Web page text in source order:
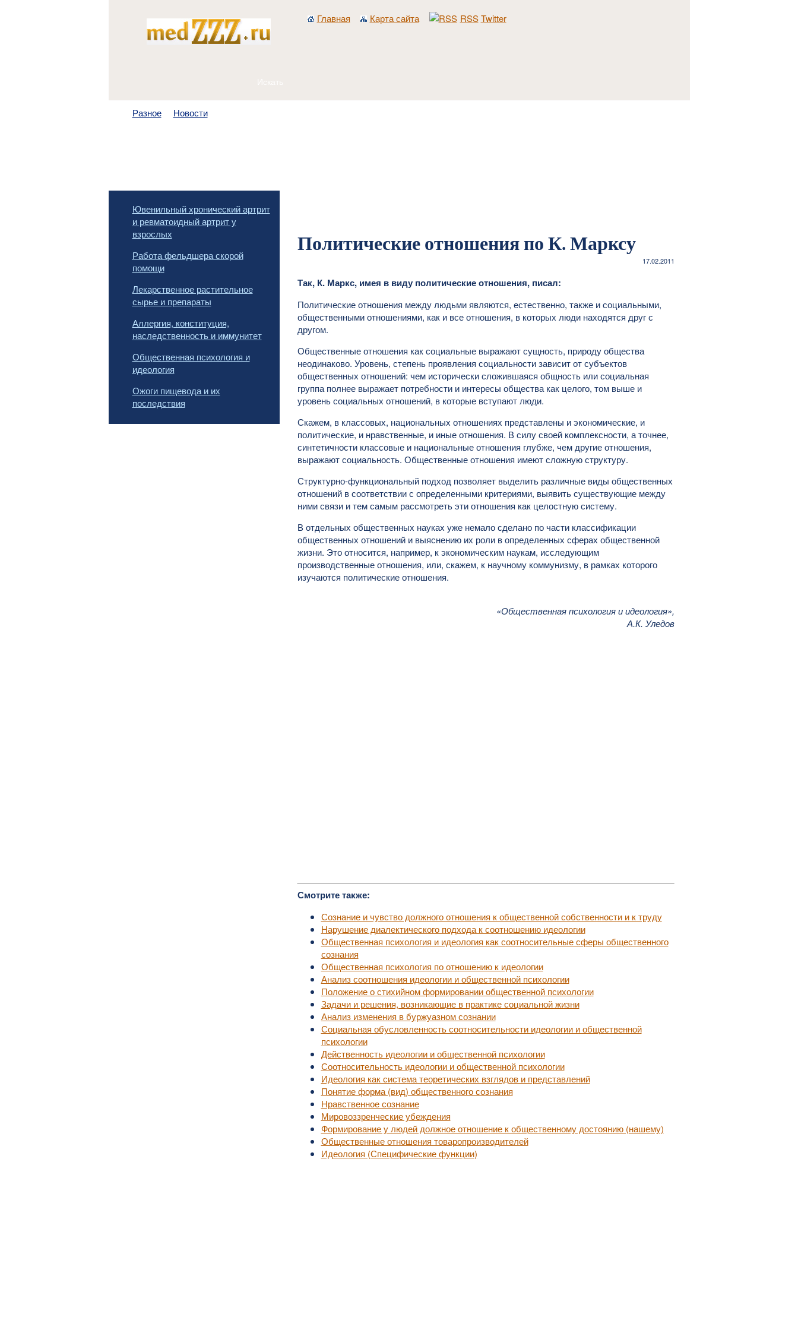
Главная Карта сайта RSS Twitter
Разное Новости
Ювенильный хронический артрит
и ревматоидный артрит у
взрослых
Работа фельдшера скорой
помощи
Лекарственное растительное
сырье и препараты
Аллергия, конституция,
наследственность и иммунитет
Общественная психология и
идеология
Ожоги пищевода и их
последствия
Политические отношения по К. Марксу
17.02.2011
Так, К. Маркс, имея в виду политические отношения, писал:
Политические отношения между людьми являются, естественно, также и социальными,
общественными отношениями, как и все отношения, в которых люди находятся друг с
другом.
Общественные отношения как социальные выражают сущность, природу общества
неодинаково. Уровень, степень проявления социальности зависит от субъектов
общественных отношений: чем исторически сложившаяся общность или социальная
группа полнее выражает потребности и интересы общества как целого, том выше и
уровень социальных отношений, в которые вступают люди.
Скажем, в классовых, национальных отношениях представлены и экономические, и
политические, и нравственные, и иные отношения. В силу своей комплексности, а точнее,
синтетичности классовые и национальные отношения глубже, чем другие отношения,
выражают социальность. Общественные отношения имеют сложную структуру.
Структурно-функциональный подход позволяет выделить различные виды общественных
отношений в соответствии с определенными критериями, выявить существующие между
ними связи и тем самым рассмотреть эти отношения как целостную систему.
В отдельных общественных науках уже немало сделано по части классификации
общественных отношений и выяснению их роли в определенных сферах общественной
жизни. Это относится, например, к экономическим наукам, исследующим
производственные отношения, или, скажем, к научному коммунизму, в рамках которого
изучаются политические отношения.
«Общественная психология и идеология»,
А.К. Уледов
Смотрите также:
Сознание и чувство должного отношения к общественной собственности и к труду
Нарушение диалектического подхода к соотношению идеологии
Общественная психология и идеология как соотносительные сферы общественного
сознания
Общественная психология по отношению к идеологии
Анализ соотношения идеологии и общественной психологии
Положение о стихийном формировании общественной психологии
Задачи и решения, возникающие в практике социальной жизни
Анализ изменения в буржуазном сознании
Социальная обусловленность соотносительности идеологии и общественной
психологии
Действенность идеологии и общественной психологии
Соотносительность идеологии и общественной психологии
Идеология как система теоретических взглядов и представлений
Понятие форма (вид) общественного сознания
Нравственное сознание
Мировоззренческие убеждения
Формирование у людей должное отношение к общественному достоянию (нашему)
Общественные отношения товаропроизводителей
Идеология (Специфические функции)